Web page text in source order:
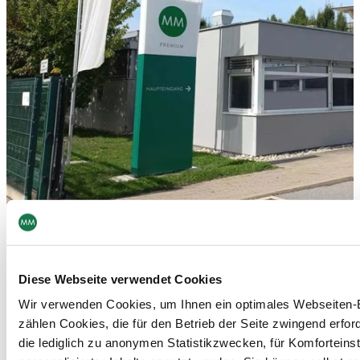
Diese Webseite verwendet Cookies
Wir verwenden Cookies, um Ihnen ein optimales
zählen Cookies, die für den Betrieb der Seite zwingend
die lediglich zu anonymen Statistikzwecken, für
MM Premium Vienna